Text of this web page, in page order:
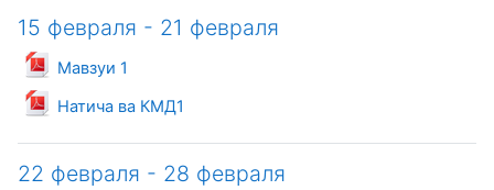
15 февраля - 21 февраля
Мавзуи 1
Файл
Натича ва КМД1
Файл
22 февраля - 28 февраля